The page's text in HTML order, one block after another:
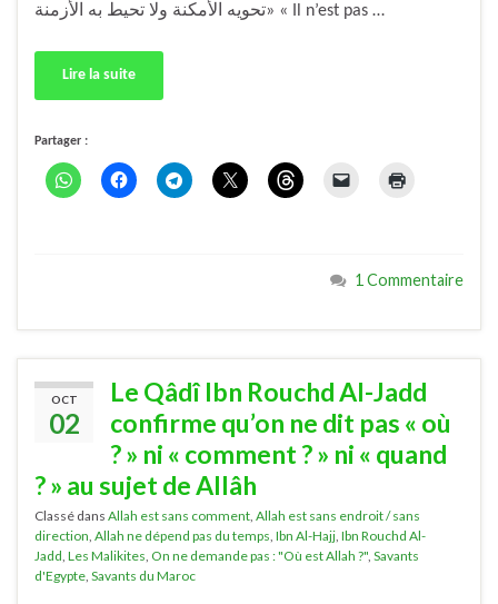
تحويه الأمكنة ولا تحيط به الأزمنة» « Il n’est pas …
Lire la suite
Partager :
1 Commentaire
OCT
02
Le Qâdî Ibn Rouchd Al-Jadd
confirme qu’on ne dit pas « où
? » ni « comment ? » ni « quand
? » au sujet de Allâh
Classé dans Allah est sans comment, Allah est sans endroit / sans
direction, Allah ne dépend pas du temps, Ibn Al-Hajj, Ibn Rouchd Al-
Jadd, Les Malikites, On ne demande pas : "Où est Allah ?", Savants
d'Egypte, Savants du Maroc